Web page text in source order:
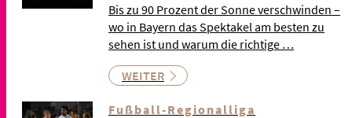
Bis zu 90 Prozent der Sonne verschwinden –
wo in Bayern das Spektakel am besten zu
sehen ist und warum die richtige …
WEITER
Fußball-Regionalliga